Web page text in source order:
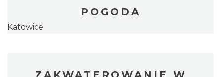
POGODA
Katowice